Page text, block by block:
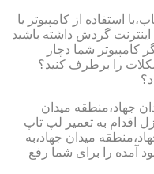
استفاده از کامپیوتر یا
گردش داشته باشید
کامپیوتر شما دچار
را برطرف کنید؟
جهاد،منطقه میدان
اقدام به تعمیر لپ تاپ
میدان جهاد،به
آمده را برای شما رفع